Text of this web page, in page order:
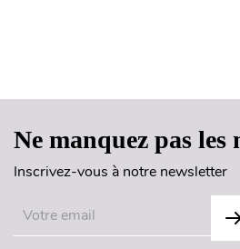
Ne manquez pas les
Inscrivez-vous à notre newsletter